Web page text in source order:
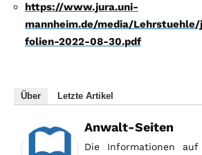
https://www.jura.uni-
mannheim.de/media/
folien-2022-08-30.pdf
Über Letzte Artikel
Anwalt-Seiten
Die Informationen auf